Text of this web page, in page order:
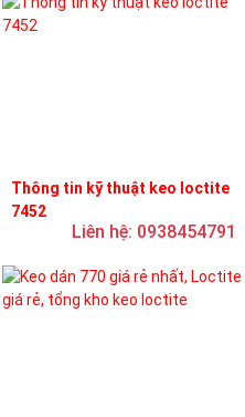
Thông tin kỹ thuật keo loctite
7452
Liên hệ: 0938454791